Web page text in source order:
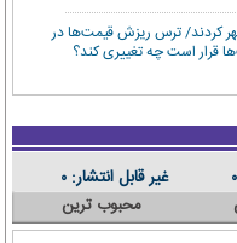
قهر کردند/ ترس ریزش قیمت‌ها در
قرار است چه تغییری کند؟
۰ غیر قابل انتشار: ۰
محبوب ترین